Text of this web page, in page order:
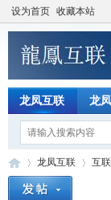
设为首页 收藏本站
龙凤互联 龙
龙凤互联 互